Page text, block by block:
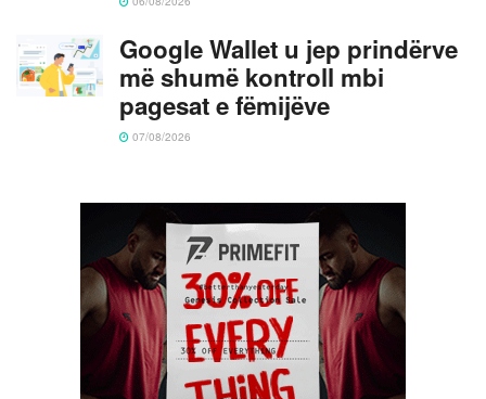
Google Wallet u jep prindërve
më shumë kontroll mbi
pagesat e fëmijëve
07/08/2026